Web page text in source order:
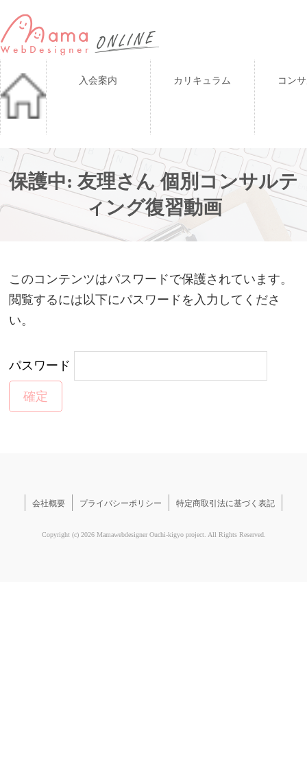
入会案内 カリキュラム コン
保護中: 友理さん 個別コンサルテ
ィング復習動画
このコンテンツはパスワードで保護されています。
閲覧するには以下にパスワードを入力してくださ
い。
パスワード
会社概要 プライバシーポリシー 特定商取引法に基づく表記
Copyright (c) 2026 Mamawebdesigner Ouchi-kigyo project. All Rights Reserved.